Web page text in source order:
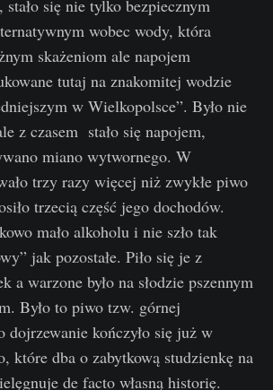
się nie tylko bezpiecznym
wobec wody, która
skażeniom ale napojem
tutaj na znakomitej wodzie
w Wielkopolsce”. Było nie
z czasem stało się napojem,
miano wytwornego. W
trzy razy więcej niż zwykłe piwo
trzecią część jego dochodów.
mało alkoholu i nie szło tak
jak pozostałe. Piło się je z
a warzone było na słodzie pszennym
Było to piwo tzw. górnej
dojrzewanie kończyło się już w
które dba o zabytkową studzienkę na
de facto własną historię.